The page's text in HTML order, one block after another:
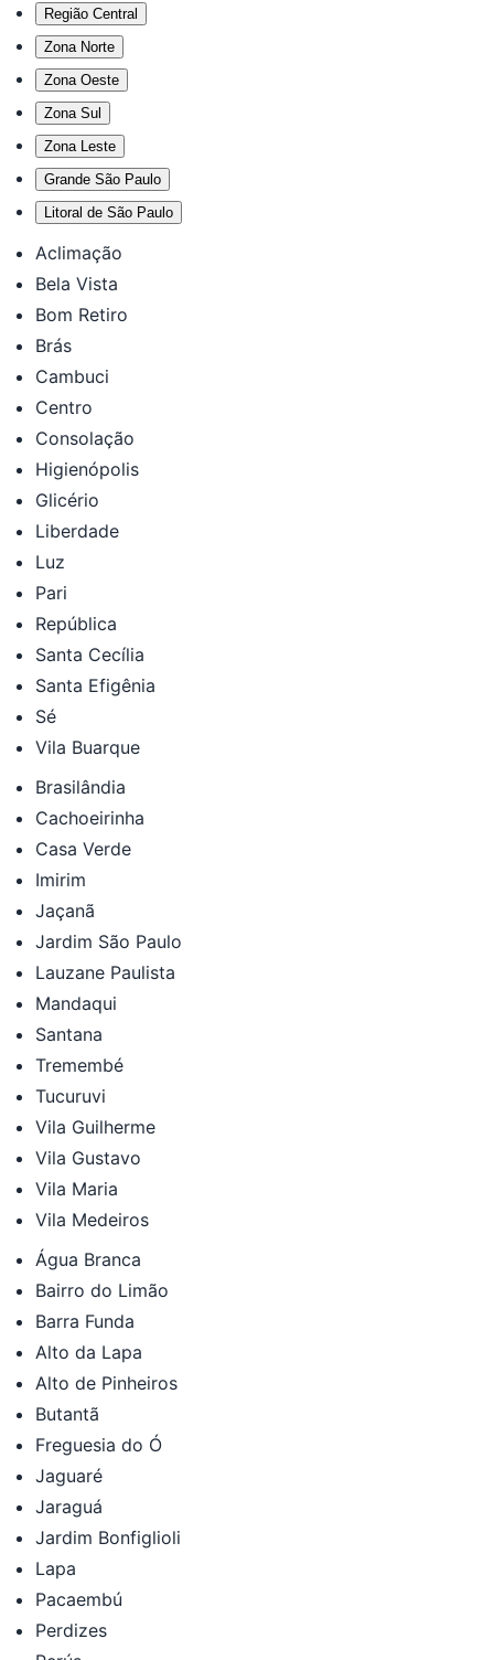
Região Central
Zona Norte
Zona Oeste
Zona Sul
Zona Leste
Grande São Paulo
Litoral de São Paulo
Aclimação
Bela Vista
Bom Retiro
Brás
Cambuci
Centro
Consolação
Higienópolis
Glicério
Liberdade
Luz
Pari
República
Santa Cecília
Santa Efigênia
Sé
Vila Buarque
Brasilândia
Cachoeirinha
Casa Verde
Imirim
Jaçanã
Jardim São Paulo
Lauzane Paulista
Mandaqui
Santana
Tremembé
Tucuruvi
Vila Guilherme
Vila Gustavo
Vila Maria
Vila Medeiros
Água Branca
Bairro do Limão
Barra Funda
Alto da Lapa
Alto de Pinheiros
Butantã
Freguesia do Ó
Jaguaré
Jaraguá
Jardim Bonfiglioli
Lapa
Pacaembú
Perdizes